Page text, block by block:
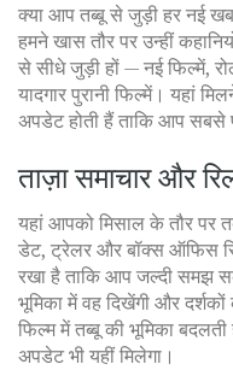
क्या आप तब्बू से जुड़ी हर नई
हमने खास तौर पर उन्हीं
से सीधे जुड़ी हों — नई फिल्में,
यादगार पुरानी फिल्में। यहां
अपडेट होती हैं ताकि आप
ताज़ा समाचार और
यहां आपको मिसाल के तौर पर
डेट, ट्रेलर और बॉक्स ऑफिस
रखा है ताकि आप जल्दी समझ
भूमिका में वह दिखेंगी और
फिल्म में तब्बू की भूमिका
अपडेट भी यहीं मिलेगा।